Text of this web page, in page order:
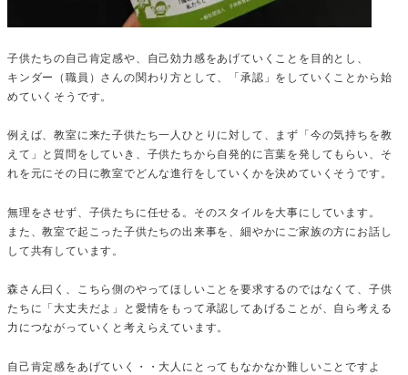
子供たちの自己肯定感や、自己効力感をあげていくことを目的とし、
キンダー（職員）さんの関わり方として、「承認」をしていくことから始
めていくそうです。
例えば、教室に来た子供たち一人ひとりに対して、まず「今の気持ちを教
えて」と質問をしていき、子供たちから自発的に言葉を発してもらい、そ
れを元にその日に教室でどんな進行をしていくかを決めていくそうです。
無理をさせず、子供たちに任せる。そのスタイルを大事にしています。
また、教室で起こった子供たちの出来事を、細やかにご家族の方にお話し
して共有しています。
森さん曰く、こちら側のやってほしいことを要求するのではなくて、子供
たちに「大丈夫だよ」と愛情をもって承認してあげることが、自ら考える
力につながっていくと考えらえています。
自己肯定感をあげていく・・大人にとってもなかなか難しいことですよ